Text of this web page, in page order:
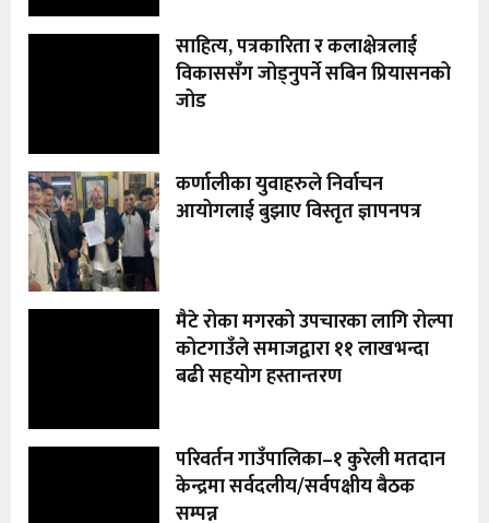
साहित्य, पत्रकारिता र कलाक्षेत्रलाई
विकाससँग जोड्नुपर्ने सबिन प्रियासनको
जोड
कर्णालीका युवाहरुले निर्वाचन
आयोगलाई बुझाए विस्तृत ज्ञापनपत्र
मैटे रोका मगरको उपचारका लागि रोल्पा
कोटगाउँले समाजद्वारा ११ लाखभन्दा
बढी सहयोग हस्तान्तरण
परिवर्तन गाउँपालिका–१ कुरेली मतदान
केन्द्रमा सर्वदलीय/सर्वपक्षीय बैठक
सम्पन्न